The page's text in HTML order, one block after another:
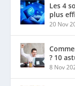
Les 4
plus
20 Nov
? 10
8 Nov